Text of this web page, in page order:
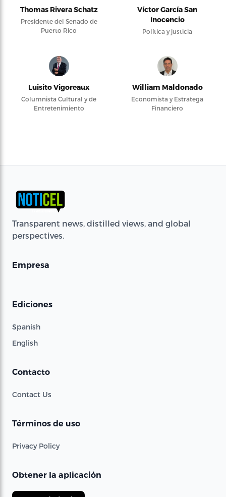
Thomas Rivera Schatz
Presidente del Senado de
Puerto Rico
Víctor García San
Inocencio
Política y justicia
Luisito Vigoreaux
Columnista Cultural y de
Entretenimiento
William Maldonado
Economista y Estratega
Financiero
Transparent news, distilled views, and global
perspectives.
Empresa
Ediciones
Spanish
English
Contacto
Contact Us
Términos de uso
Privacy Policy
Obtener la aplicación